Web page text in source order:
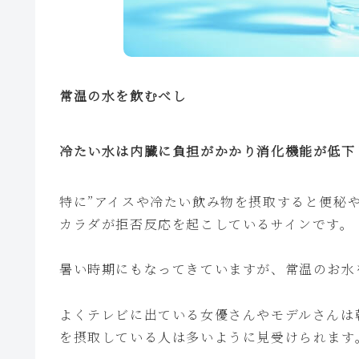
常温の水を飲むべし
冷たい水は内臓に負担がかかり消化機能が低下
特に”アイスや冷たい飲み物を摂取すると便秘
カラダが拒否反応を起こしているサインです。
暑い時期にもなってきていますが、常温のお
よくテレビに出ている女優さんやモデルさん
を摂取している人は多いように見受けられます